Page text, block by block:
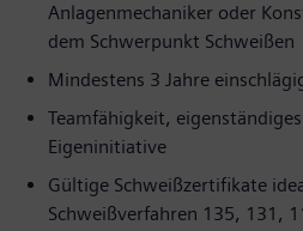
Anlagenmechaniker oder
dem Schwerpunkt Schweißen
Mindestens 3 Jahre
Teamfähigkeit,
Eigeninitiative
Gültige Schweißzertifikate
Schweißverfahren 135, 131,